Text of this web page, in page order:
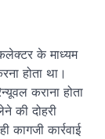
के माध्यम
होता था।
कराना होता
की दोहरी
कार्रवाई